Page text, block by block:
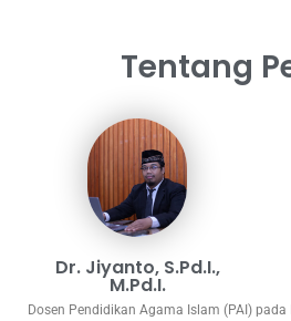
Tentang
Dr. Jiyanto, S.Pd.I.,
M.Pd.I.
Dosen Pendidikan Agama Islam (PAI)